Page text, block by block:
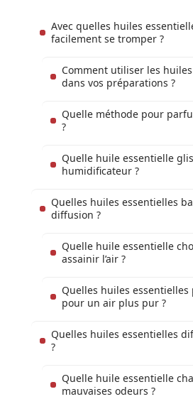
Avec quelles huiles
facilement se tromper ?
Comment utiliser les
dans vos préparations ?
Quelle méthode pour
?
Quelle huile essentielle
humidificateur ?
Quelles huiles essentielles
diffusion ?
Quelle huile essentielle
assainir l’air ?
Quelles huiles
pour un air plus pur ?
Quelles huiles essentielles
?
Quelle huile essentielle
mauvaises odeurs ?